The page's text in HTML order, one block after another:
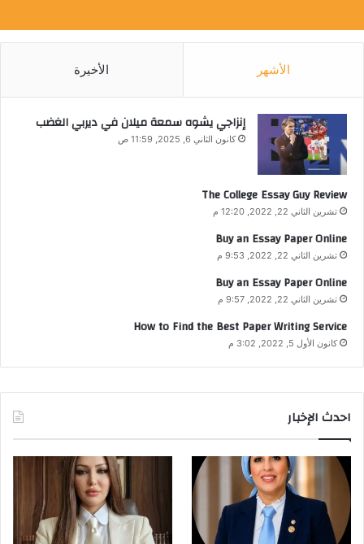
الأشهر الأخيرة
إنزاجي يشوه سمعة ميلان في ديربي الغضب
كانون الثاني 6, 2025, 11:59 ص
The College Essay Guy Review
تشرين الثاني 22, 2022, 12:20 م
Buy an Essay Paper Online
تشرين الثاني 22, 2022, 9:53 م
Buy an Essay Paper Online
تشرين الثاني 22, 2022, 9:57 م
How to Find the Best Paper Writing Service
كانون الأول 5, 2022, 3:02 م
احدث الإخبار